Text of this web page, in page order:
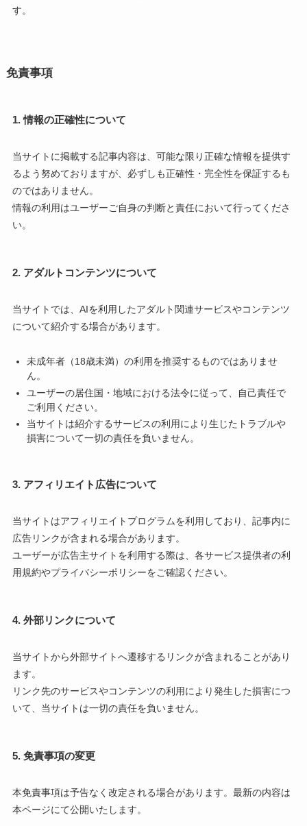
す。
免責事項
1. 情報の正確性について
当サイトに掲載する記事内容は、可能な限り正確な情報を提供す
るよう努めておりますが、必ずしも正確性・完全性を保証するも
のではありません。
情報の利用はユーザーご自身の判断と責任において行ってくださ
い。
2. アダルトコンテンツについて
当サイトでは、AIを利用したアダルト関連サービスやコンテンツ
について紹介する場合があります。
未成年者（18歳未満）の利用を推奨するものではありませ
ん。
ユーザーの居住国・地域における法令に従って、自己責任で
ご利用ください。
当サイトは紹介するサービスの利用により生じたトラブルや
損害について一切の責任を負いません。
3. アフィリエイト広告について
当サイトはアフィリエイトプログラムを利用しており、記事内に
広告リンクが含まれる場合があります。
ユーザーが広告主サイトを利用する際は、各サービス提供者の利
用規約やプライバシーポリシーをご確認ください。
4. 外部リンクについて
当サイトから外部サイトへ遷移するリンクが含まれることがあり
ます。
リンク先のサービスやコンテンツの利用により発生した損害につ
いて、当サイトは一切の責任を負いません。
5. 免責事項の変更
本免責事項は予告なく改定される場合があります。最新の内容は
本ページにて公開いたします。